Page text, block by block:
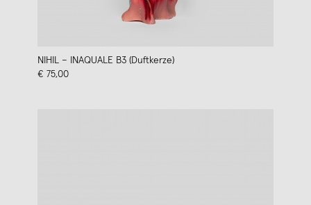
NIHIL – INAQUALE B3 (Duftkerze)
€ 75,00